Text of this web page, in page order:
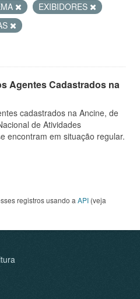
EXIBIDORES
Agentes Cadastrados na
cadastrados na Ancine, de
de Atividades
encontram em situação regular.
registros usando a API (veja